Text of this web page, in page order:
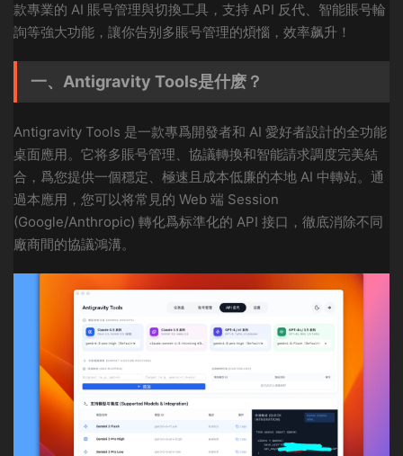
款專業的 AI 賬号管理與切換工具，支持 API 反代、智能賬号輪
詢等強大功能，讓你告别多賬号管理的煩惱，效率飙升！
一、Antigravity Tools是什麽？
Antigravity Tools 是一款專爲開發者和 AI 愛好者設計的全功能
桌面應用。它将多賬号管理、協議轉換和智能請求調度完美結
合，爲您提供一個穩定、極速且成本低廉的本地 AI 中轉站。通
過本應用，您可以将常見的 Web 端 Session
(Google/Anthropic) 轉化爲标準化的 API 接口，徹底消除不同
廠商間的協議鴻溝。